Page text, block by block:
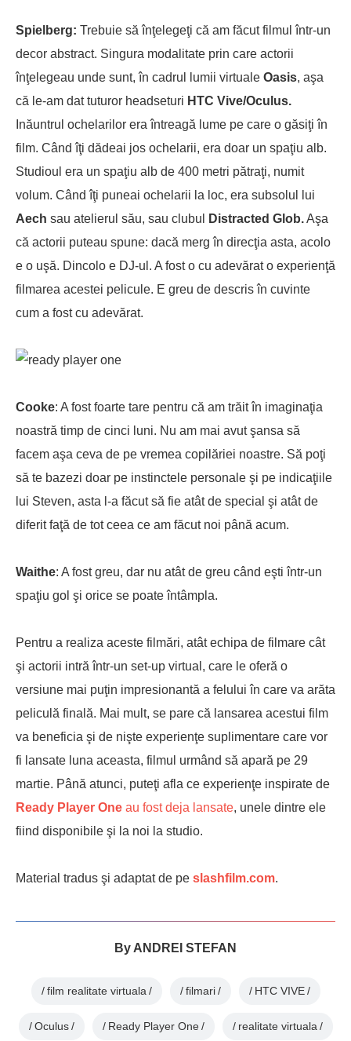
Spielberg: Trebuie să înţelegeţi că am făcut filmul într-un
decor abstract. Singura modalitate prin care actorii
înţelegeau unde sunt, în cadrul lumii virtuale Oasis, aşa
că le-am dat tuturor headseturi HTC Vive/Oculus.
Inăuntrul ochelarilor era întreagă lume pe care o găsiţi în
film. Când îţi dădeai jos ochelarii, era doar un spaţiu alb.
Studioul era un spaţiu alb de 400 metri pătraţi, numit
volum. Când îţi puneai ochelarii la loc, era subsolul lui
Aech sau atelierul său, sau clubul Distracted Glob.Aşa
că actorii puteau spune: dacă merg în direcţia asta, acolo
e o uşă. Dincolo e DJ-ul. A fost o cu adevărat o experienţă
filmarea acestei pelicule. E greu de descris în cuvinte
cum a fost cu adevărat.
Cooke: A fost foarte tare pentru că am trăit în imaginaţia
noastră timp de cinci luni. Nu am mai avut şansa să
facem aşa ceva de pe vremea copilăriei noastre. Să poţi
să te bazezi doar pe instinctele personale şi pe indicaţiile
lui Steven, asta l-a făcut să fie atât de special şi atât de
diferit faţă de tot ceea ce am făcut noi până acum.
Waithe: A fost greu, dar nu atât de greu când eşti într-un
spaţiu gol şi orice se poate întâmpla.
Pentru a realiza aceste filmări, atât echipa de filmare cât
şi actorii intră într-un set-up virtual, care le oferă o
versiune mai puţin impresionantă a felului în care va arăta
peliculă finală. Mai mult, se pare că lansarea acestui film
va beneficia şi de nişte experienţe suplimentare care vor
fi lansate luna aceasta, filmul urmând să apară pe 29
martie. Până atunci, puteţi afla ce experienţe inspirate de
Ready Player One au fost deja lansate, unele dintre ele
fiind disponibile şi la noi la studio.
Material tradus şi adaptat de pe slashfilm.com.
By ANDREI STEFAN
film realitate virtuala filmari HTC VIVE
Oculus Ready Player One realitate virtuala